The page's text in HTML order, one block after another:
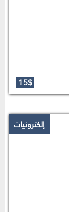
15$
إلكترونيات